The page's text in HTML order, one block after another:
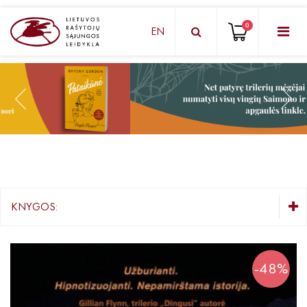
KNYGŲ DĖŽUTĖ - STAIGMENA
Grožinė literatūra
KNYGOS PIGIAU
EN 0
KNYGOS:
Knygos vaikams ir paaugliams
Negrožinė literatūra
-48%